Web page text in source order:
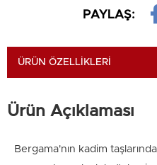
PAYLAŞ:
ÜRÜN ÖZELLIKLERI
Ürün Açıklaması
Bergama'nın kadim